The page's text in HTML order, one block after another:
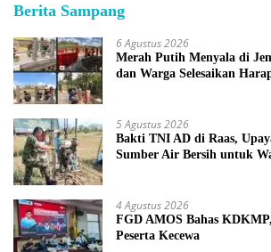
Berita Sampang
6 Agustus 2026
Merah Putih Menyala di
dan Warga Selesaikan
5 Agustus 2026
Bakti TNI AD di Raas,
Sumber Air Bersih untuk
4 Agustus 2026
FGD AMOS Bahas
Peserta Kecewa